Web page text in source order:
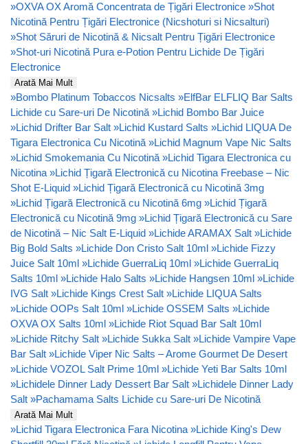
»OXVA OX Aromă Concentrata de Țigări Electronice »Shot
Nicotină Pentru Țigări Electronice (Nicshoturi si Nicsalturi)
»Shot Săruri de Nicotină & Nicsalt Pentru Țigări Electronice
»Shot-uri Nicotină Pura e-Potion Pentru Lichide De Țigări
Electronice
Arată Mai Mult
»Bombo Platinum Tobaccos Nicsalts »ElfBar ELFLIQ Bar Salts
Lichide cu Sare-uri De Nicotină »Lichid Bombo Bar Juice
»Lichid Drifter Bar Salt »Lichid Kustard Salts »Lichid LIQUA De
Tigara Electronica Cu Nicotină »Lichid Magnum Vape Nic Salts
»Lichid Smokemania Cu Nicotină »Lichid Tigara Electronica cu
Nicotina »Lichid Țigară Electronică cu Nicotina Freebase – Nic
Shot E-Liquid »Lichid Țigară Electronică cu Nicotină 3mg
»Lichid Țigară Electronică cu Nicotină 6mg »Lichid Țigară
Electronică cu Nicotină 9mg »Lichid Țigară Electronică cu Sare
de Nicotină – Nic Salt E-Liquid »Lichide ARAMAX Salt »Lichide
Big Bold Salts »Lichide Don Cristo Salt 10ml »Lichide Fizzy
Juice Salt 10ml »Lichide GuerraLiq 10ml »Lichide GuerraLiq
Salts 10ml »Lichide Halo Salts »Lichide Hangsen 10ml »Lichide
IVG Salt »Lichide Kings Crest Salt »Lichide LIQUA Salts
»Lichide OOPs Salt 10ml »Lichide OSSEM Salts »Lichide
OXVA OX Salts 10ml »Lichide Riot Squad Bar Salt 10ml
»Lichide Ritchy Salt »Lichide Sukka Salt »Lichide Vampire Vape
Bar Salt »Lichide Viper Nic Salts – Arome Gourmet De Desert
»Lichide VOZOL Salt Prime 10ml »Lichide Yeti Bar Salts 10ml
»Lichidele Dinner Lady Dessert Bar Salt »Lichidele Dinner Lady
Salt »Pachamama Salts Lichide cu Sare-uri De Nicotină
Arată Mai Mult
»Lichid Tigara Electronica Fara Nicotina »Lichide King's Dew